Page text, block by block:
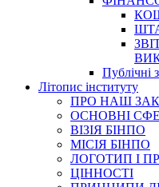
Публічні
Літопис інституту
ПРО НАШ
ОСНОВНІ
ВІЗІЯ БІНПО
МІСІЯ БІНПО
ЛОГОТИП І
ЦІННОСТІ